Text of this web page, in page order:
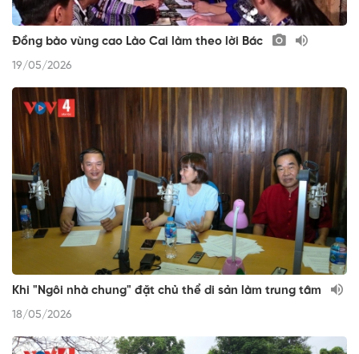
Đồng bào vùng cao Lào Cai làm theo lời Bác
19/05/2026
Khi "Ngôi nhà chung" đặt chủ thể di sản làm trung tâm
18/05/2026